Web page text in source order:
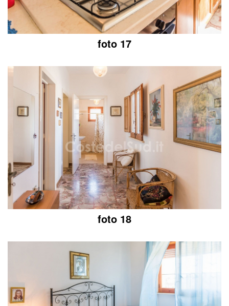
foto 17
foto 18